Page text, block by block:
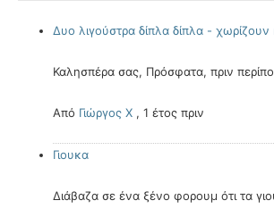
Δυο λιγούστρα δίπλα δίπλα -
Καλησπέρα σας, Πρόσφατα, πριν
Από Γιώργος Χ , 1 έτος πριν
Γιουκα
Διάβαζα σε ένα ξένο φορουμ ότι τα